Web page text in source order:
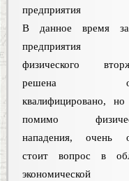
предприятия
В данное время
физического
решена
квалифицировано, но
помимо
нападения, очень
стоит вопрос в
экономической